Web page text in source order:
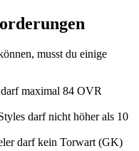
musst du einige
maximal 84 OVR
darf nicht höher als 10
darf kein Torwart (GK)